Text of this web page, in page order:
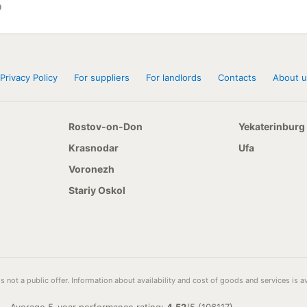
Privacy Policy For suppliers For landlords Contacts About
Rostov-on-Don
Krasnodar
Voronezh
Stariy Oskol
Yekaterinburg
Ufa
a public offer. Information about availability and cost of goods and services is